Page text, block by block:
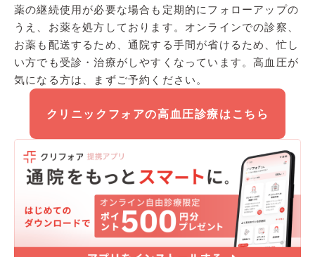
薬の継続使用が必要な場合も定期的にフォローアップの
うえ、お薬を処方しております。オンラインでの診察、
お薬も配送するため、通院する手間が省けるため、忙し
い方でも受診・治療がしやすくなっています。高血圧が
気になる方は、まずご予約ください。
クリニックフォアの高血圧診療はこちら